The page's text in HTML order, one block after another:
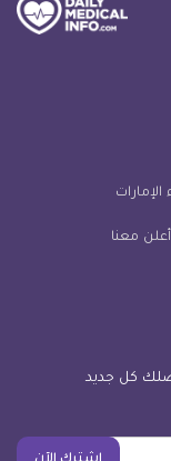
الإمارات
أعلن معنا
كل جديد